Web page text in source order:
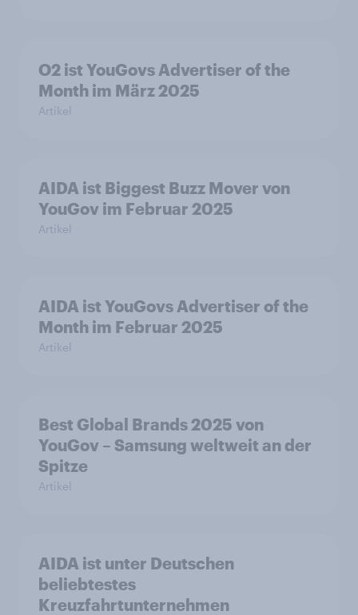
O2 ist YouGovs Advertiser of the
Month im März 2025
Artikel
AIDA ist Biggest Buzz Mover von
YouGov im Februar 2025
Artikel
AIDA ist YouGovs Advertiser of the
Month im Februar 2025
Artikel
Best Global Brands 2025 von
YouGov – Samsung weltweit an der
Spitze
Artikel
AIDA ist unter Deutschen
beliebtestes
Kreuzfahrtunternehmen